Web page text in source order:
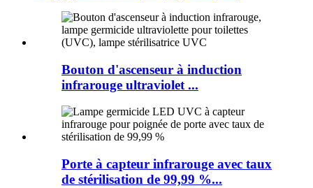
Bouton d'ascenseur à induction
infrarouge ultraviolet ...
Porte à capteur infrarouge avec taux
de stérilisation de 99,99 %...